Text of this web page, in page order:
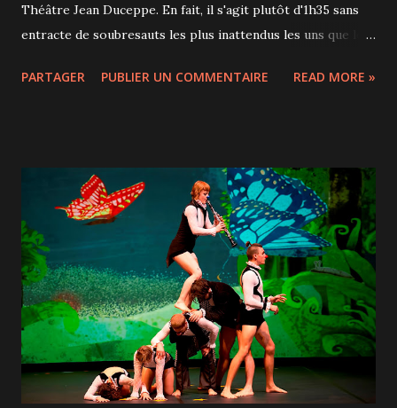
Théâtre Jean Duceppe. En fait, il s'agit plutôt d'1h35 sans
entracte de soubresauts les plus inattendus les uns que les
d'une petite heure de tranquillité pour écouter le vinyle de
juste 2 ans mon aîné, c'est jeune ça...) écrivain français
Florian Zeller . Le style boulevard qui repose sur des
quiproquos et des échanges pleins de vie cache derrière
les rires des propos graves qui nous renvoient notamment
à notre égoïsme. Ici, Roger La Rue s'en sort très bien dans
le rôle de Michel mais je ne peux m'empêcher d'imaginer
Fabrice Luchini qui incarnait à Paris ce rôle si proche de sa
...
PARTAGER PUBLIER UN COMMENTAIRE READ MORE »